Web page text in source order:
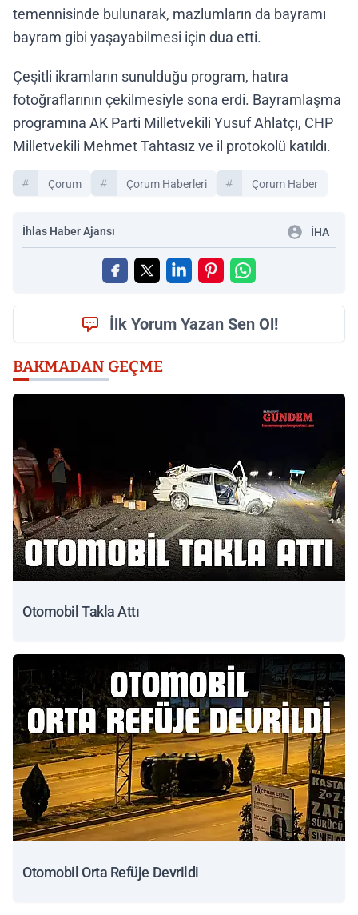
temennisinde bulunarak, mazlumların da bayramı
bayram gibi yaşayabilmesi için dua etti.
Çeşitli ikramların sunulduğu program, hatıra
fotoğraflarının çekilmesiyle sona erdi. Bayramlaşma
programına AK Parti Milletvekili Yusuf Ahlatçı, CHP
Milletvekili Mehmet Tahtasız ve il protokolü katıldı.
Çorum Çorum Haberleri Çorum Haber
İhlas Haber Ajansı İHA
İlk Yorum Yazan Sen Ol!
BAKMADAN GEÇME
Otomobil Takla Attı
Otomobil Orta Refüje Devrildi